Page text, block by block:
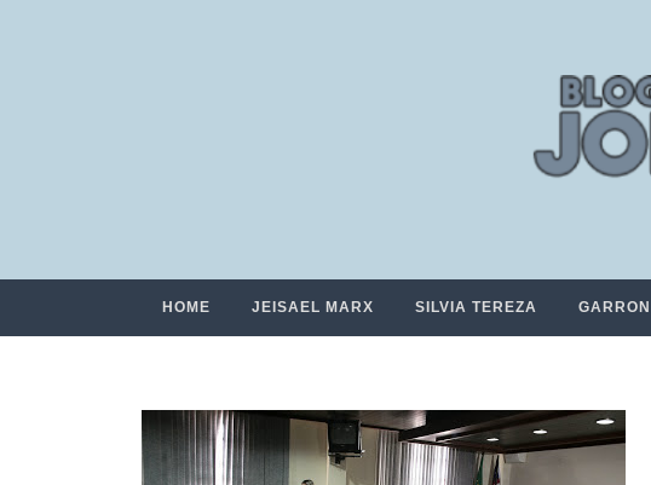
HOME JEISAEL MARX SILVIA TEREZA